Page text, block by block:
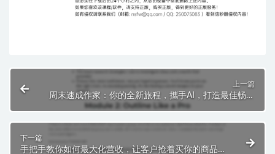
上一篇
周末速成作家：你的全新旅程，攜手AI，打造最佳畅销
下一篇
手把手教你如何最大化营收，让客户抢着买你的商品！